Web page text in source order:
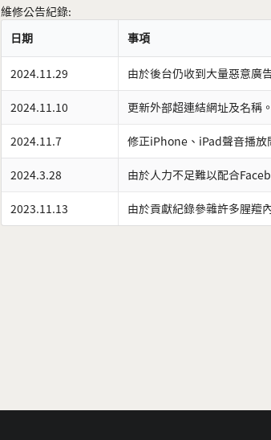
維修公告紀錄:
日期
事項
2024.11.29 由於後台仍收到大量惡意廣
2024.11.10 更新外部超連結網址及名稱。
2024.11.7 修正iPhone、iPad聲音播放
2024.3.28 由於人力不足難以配合
2023.11.13 由於貢獻紀錄參雜許多腥羶